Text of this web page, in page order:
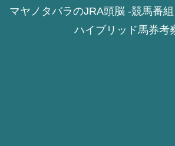
マヤノタバラのJRA頭脳 -競馬番
ハイブリッド馬券考